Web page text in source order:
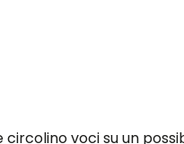
circolino voci su un